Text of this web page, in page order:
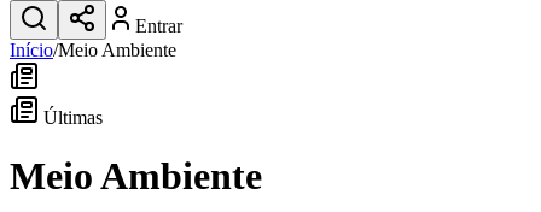
Entrar
Início/Meio Ambiente
Últimas
Meio Ambiente